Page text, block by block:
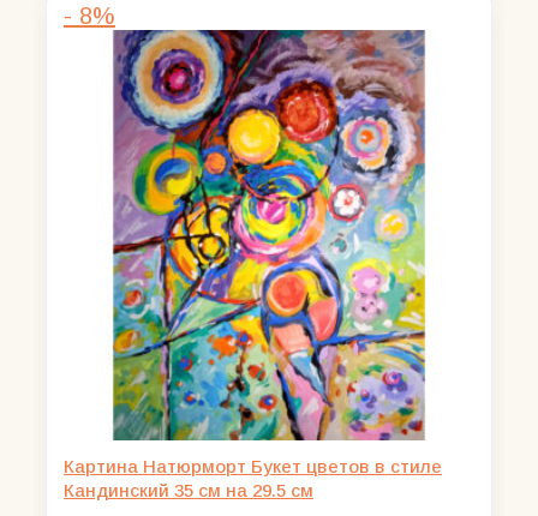
- 8%
Картина Натюрморт Букет цветов в стиле
Кандинский 35 см на 29.5 см